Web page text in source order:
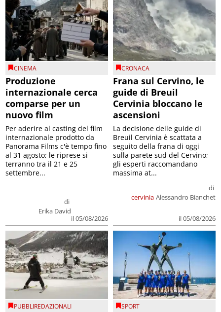
CINEMA
Produzione
internazionale cerca
comparse per un
nuovo film
di
Erika David
il 05/08/2026
Per aderire al casting del film
internazionale prodotto da
Panorama Films c'è tempo fino
al 31 agosto; le riprese si
terranno tra il 21 e 25
settembre...
CRONACA
Frana sul Cervino, le
guide di Breuil
Cervinia bloccano le
ascensioni
cervinia
di
Alessandro Bianchet
il 05/08/2026
La decisione delle guide di
Breuil Cervinia è scattata a
seguito della frana di oggi
sulla parete sud del Cervino;
gli esperti raccomandano
massima at...
PUBBLIREDAZIONALI SPORT